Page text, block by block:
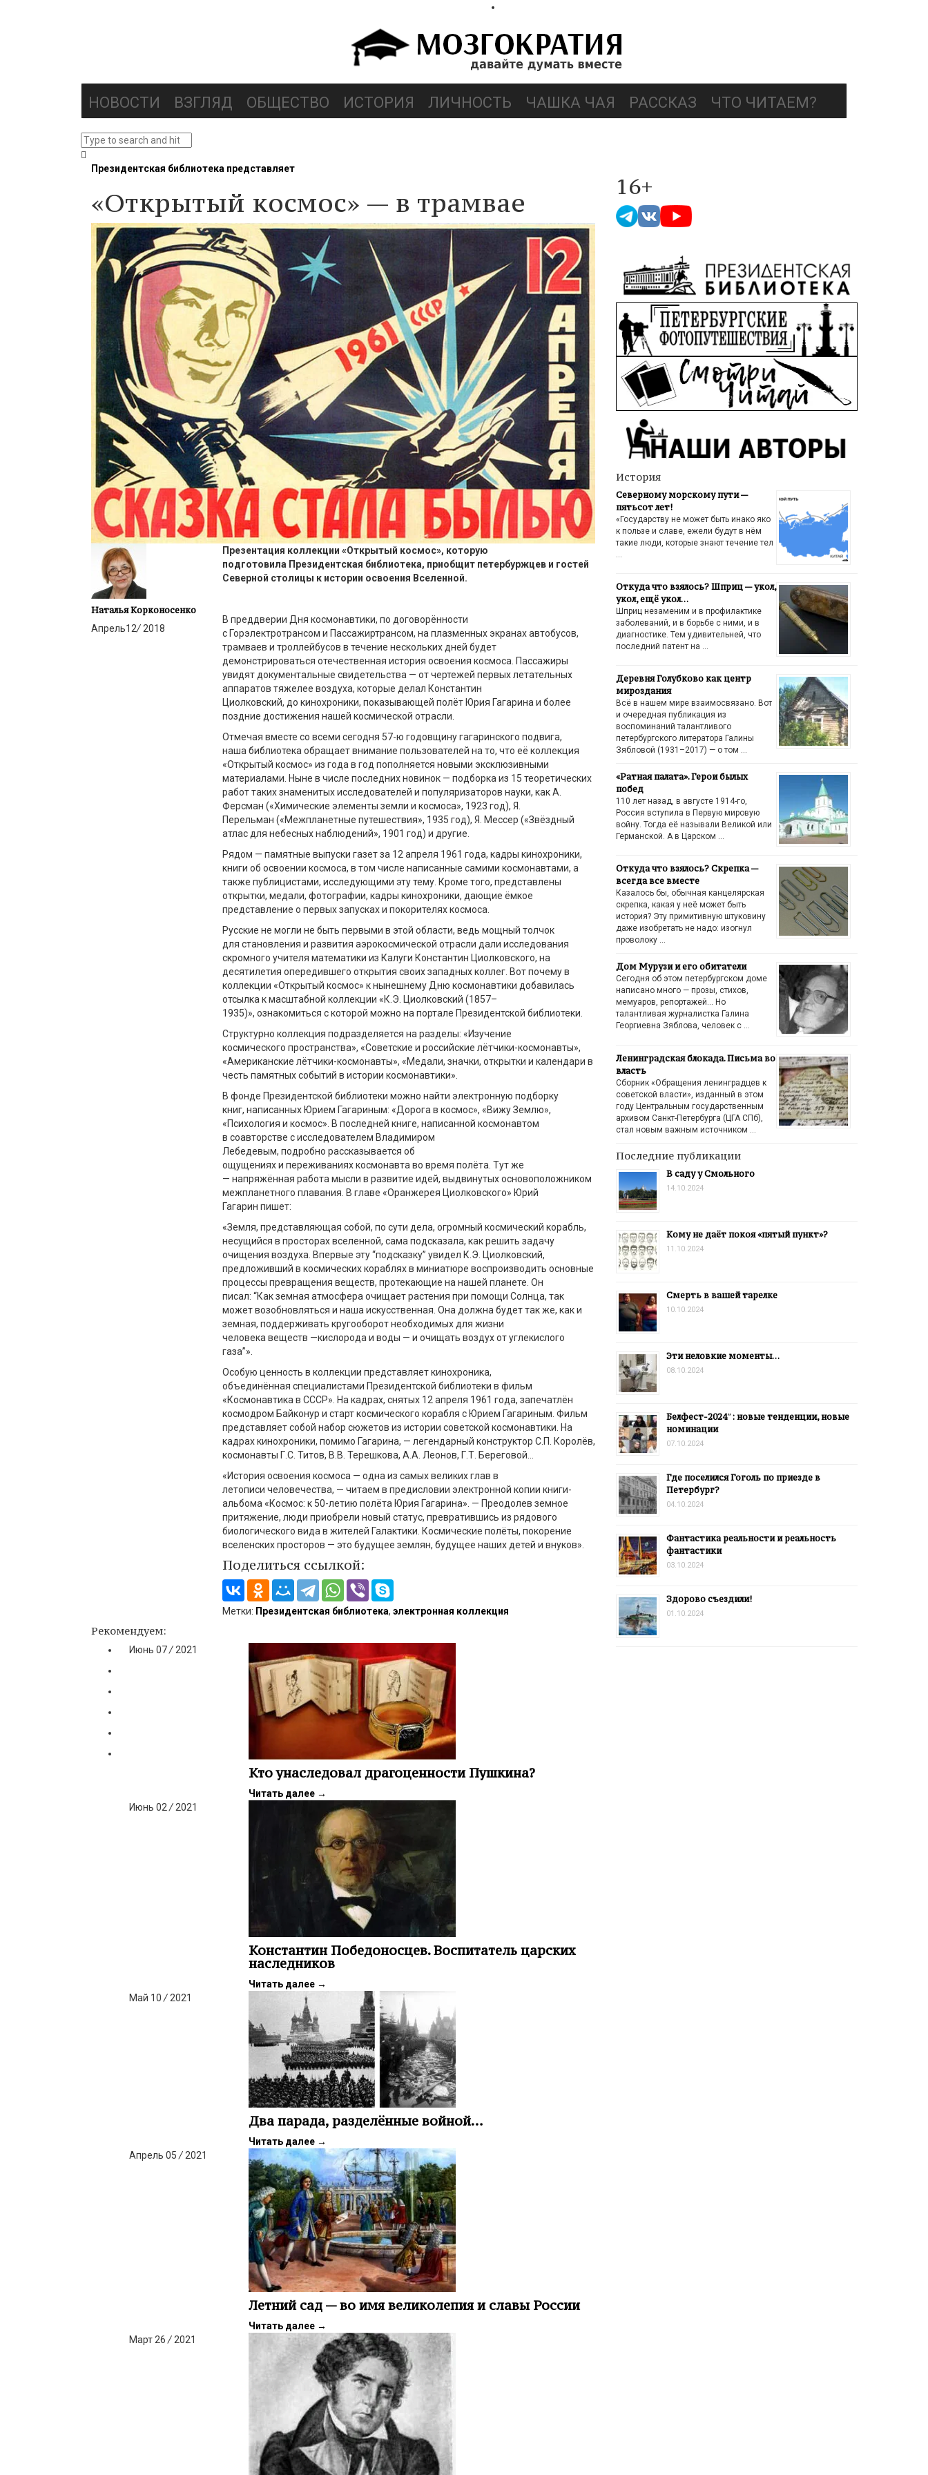
НОВОСТИ ВЗГЛЯД ОБЩЕСТВО ИСТОРИЯ ЛИЧНОСТЬ ЧАШКА ЧАЯ РАССКАЗ ЧТО ЧИТАЕМ?
Президентская библиотека представляет
«Открытый космос» — в трамвае
Наталья Корконосенко
Апрель12/2018
Презентация коллекции «Открытый космос», которую
подготовила Президентская библиотека, приобщит петербуржцев и гостей
Северной столицы к истории освоения Вселенной.
В преддверии Дня космонавтики, по договорённости
с Горэлектротрансом и Пассажиртрансом, на плазменных экранах автобусов,
трамваев и троллейбусов в течение нескольких дней будет
демонстрироваться отечественная история освоения космоса. Пассажиры
увидят документальные свидетельства — от чертежей первых летательных
аппаратов тяжелее воздуха, которые делал Константин
Циолковский, до кинохроники, показывающей полёт Юрия Гагарина и более
поздние достижения нашей космической отрасли.
Отмечая вместе со всеми сегодня 57-ю годовщину гагаринского подвига,
наша библиотека обращает внимание пользователей на то, что её коллекция
«Открытый космос» из года в год пополняется новыми эксклюзивными
материалами. Ныне в числе последних новинок — подборка из 15 теоретических
работ таких знаменитых исследователей и популяризаторов науки, как А.
Ферсман («Химические элементы земли и космоса», 1923 год), Я.
Перельман («Межпланетные путешествия», 1935 год), Я. Мессер («Звёздный
атлас для небесных наблюдений», 1901 год) и другие.
Рядом — памятные выпуски газет за 12 апреля 1961 года, кадры кинохроники,
книги об освоении космоса, в том числе написанные самими космонавтами, а
также публицистами, исследующими эту тему. Кроме того, представлены
открытки, медали, фотографии, кадры кинохроники, дающие ёмкое
представление о первых запусках и покорителях космоса.
Русские не могли не быть первыми в этой области, ведь мощный толчок
для становления и развития аэрокосмической отрасли дали исследования
скромного учителя математики из Калуги Константин Циолковского, на
десятилетия опередившего открытия своих западных коллег. Вот почему в
коллекции «Открытый космос» к нынешнему Дню космонавтики добавилась
отсылка к масштабной коллекции «К.Э. Циолковский (1857–
1935)», ознакомиться с которой можно на портале Президентской библиотеки.
Структурно коллекция подразделяется на разделы: «Изучение
космического пространства», «Советские и российские лётчики-космонавты»,
«Американские лётчики-космонавты», «Медали, значки, открытки и календари в
честь памятных событий в истории космонавтики».
В фонде Президентской библиотеки можно найти электронную подборку
книг, написанных Юрием Гагариным: «Дорога в космос», «Вижу Землю»,
«Психология и космос». В последней книге, написанной космонавтом
в соавторстве с исследователем Владимиром
Лебедевым, подробно рассказывается об
ощущениях и переживаниях космонавта во время полёта. Тут же
— напряжённая работа мысли в развитие идей, выдвинутых основоположником
межпланетного плавания. В главе «Оранжерея Циолковского» Юрий
Гагарин пишет:
«Земля, представляющая собой, по сути дела, огромный космический корабль,
несущийся в просторах вселенной, сама подсказала, как решить задачу
очищения воздуха. Впервые эту “подсказку” увидел К.Э. Циолковский,
предложивший в космических кораблях в миниатюре воспроизводить основные
процессы превращения веществ, протекающие на нашей планете. Он
писал: “Как земная атмосфера очищает растения при помощи Солнца, так
может возобновляться и наша искусственная. Она должна будет так же, как и
земная, поддерживать кругооборот необходимых для жизни
человека веществ —кислорода и воды — и очищать воздух от углекислого
газа”».
Особую ценность в коллекции представляет кинохроника,
объединённая специалистами Президентской библиотеки в фильм
«Космонавтика в СССР». На кадрах, снятых 12 апреля 1961 года, запечатлён
космодром Байконур и старт космического корабля с Юрием Гагариным. Фильм
представляет собой набор сюжетов из истории советской космонавтики. На
кадрах кинохроники, помимо Гагарина, — легендарный конструктор С.П. Королёв,
космонавты Г.С. Титов, В.В. Терешкова, А.А. Леонов, Г.Т. Береговой…
«История освоения космоса — одна из самых великих глав в
летописи человечества, — читаем в предисловии электронной копии книги-
альбома «Космос: к 50-летию полёта Юрия Гагарина». — Преодолев земное
притяжение, люди приобрели новый статус, превратившись из рядового
биологического вида в жителей Галактики. Космические полёты, покорение
вселенских просторов — это будущее землян, будущее наших детей и внуков».
Поделиться ссылкой:
Метки: Президентская библиотека, электронная коллекция
Рекомендуем:
Июнь 07/2021
Кто унаследовал драгоценности Пушкина?
Читать далее →
Июнь 02/2021
Константин Победоносцев. Воспитатель царских
наследников
Читать далее →
Май 10/2021
Два парада, разделённые войной…
Читать далее →
Апрель 05/2021
Летний сад — во имя великолепия и славы России
Читать далее →
Март26/2021
16+
История
Северному морскому пути —
пятьсот лет!
«Государству не может быть инако яко
к пользе и славе, ежели будут в нём
такие люди, которые знают течение тел
Откуда что взялось? Шприц — укол,
укол, ещё укол…
Шприц незаменим и в профилактике
заболеваний, и в борьбе с ними, и в
диагностике. Тем удивительней, что
последний патент на …
Деревня Голубково как центр
мироздания
Всё в нашем мире взаимосвязано. Вот
и очередная публикация из
воспоминаний талантливого
петербургского литератора Галины
Зябловой (1931–2017) — о том …
«Ратная палата». Герои былых
побед
110 лет назад, в августе 1914-го,
Россия вступила в Первую мировую
войну. Тогда её называли Великой или
Германской. А в Царском …
Откуда что взялось? Скрепка —
всегда все вместе
Казалось бы, обычная канцелярская
скрепка, какая у неё может быть
история? Эту примитивную штуковину
даже изобретать не надо: изогнул
проволоку …
Дом Мурузи и его обитатели
Сегодня об этом петербургском доме
написано много — прозы, стихов,
мемуаров, репортажей… Но
талантливая журналистка Галина
Георгиевна Зяблова, человек с …
Ленинградская блокада. Письма во
власть
Сборник «Обращения ленинградцев к
советской власти», изданный в этом
году Центральным государственным
архивом Санкт-Петербурга (ЦГА СПб),
стал новым важным источником …
Последние публикации
В саду у Смольного
14.10.2024
Кому не даёт покоя «пятый пункт»?
11.10.2024
Смерть в вашей тарелке
10.10.2024
Эти неловкие моменты…
08.10.2024
Белфест-2024″: новые тенденции, новые
номинации
07.10.2024
Где поселился Гоголь по приезде в
Петербург?
04.10.2024
Фантастика реальности и реальность
фантастики
03.10.2024
Здорово съездили!
01.10.2024